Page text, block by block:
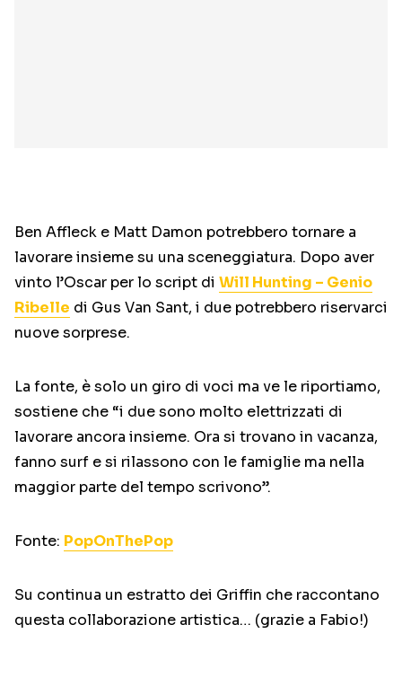
Ben Affleck e Matt Damon potrebbero tornare a
lavorare insieme su una sceneggiatura. Dopo aver
vinto l’Oscar per lo script di Will Hunting – Genio
Ribelle di Gus Van Sant, i due potrebbero riservarci
nuove sorprese.
La fonte, è solo un giro di voci ma ve le riportiamo,
sostiene che “i due sono molto elettrizzati di
lavorare ancora insieme. Ora si trovano in vacanza,
fanno surf e si rilassono con le famiglie ma nella
maggior parte del tempo scrivono”.
Fonte: PopOnThePop
Su continua un estratto dei Griffin che raccontano
questa collaborazione artistica… (grazie a Fabio!)